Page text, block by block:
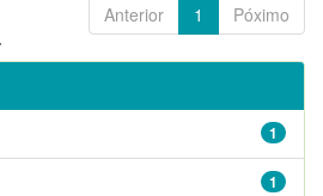
Anterior 1 Póximo
1
1